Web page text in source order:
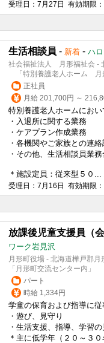
受理日：7月27日 有効期限
生活相談員 - 新着 - ハ
社会福祉法人 月形福祉会 -
「特別養護老人ホーム 月
正社員
月給 201,700円 ～
特別養護老人ホームにお
・入退所に関する業務
・ケアプラン作成業務
・各機関やご家族との連
・その他、生活相談員業
＊施設定員：従来型５０
受理日：7月16日 有効期限
放課後児童支援員（
ワーク岩見沢
月形町役場 - 北海道樺戸郡月
「月形町交流センター内」
パート
時給 1,334円
学童の保育および指導に従
・遊び、見守り
・生活支援、指導、学習
＊主に低学年（２０～３０